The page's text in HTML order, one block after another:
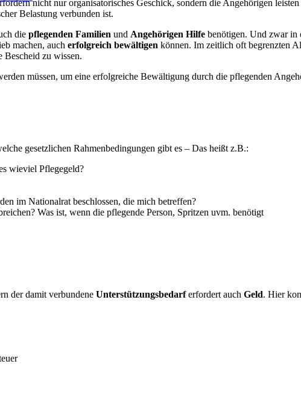
nicht nur organisatorisches Geschick, sondern die Angehörigen
Belastung verbunden ist.
die pflegenden Familien und Angehörigen Hilfe benötigen. Und zwar in
machen, auch erfolgreich bewältigen können. Im zeitlich oft begrenzten
Bescheid zu wissen.
müssen, um eine erfolgreiche Bewältigung durch die pflegenden
gesetzlichen Rahmenbedingungen gibt es – Das heißt z.B.:
wieviel Pflegegeld?
im Nationalrat beschlossen, die mich betreffen?
Was ist, wenn die pflegende Person, Spritzen uvm. benötigt
der damit verbundene Unterstützungsbedarferfordert auch Geld. Hier